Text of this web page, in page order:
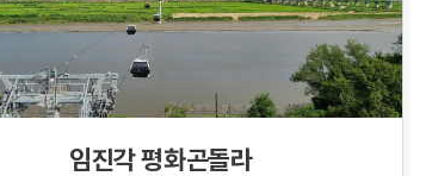
임진각 평화곤돌라